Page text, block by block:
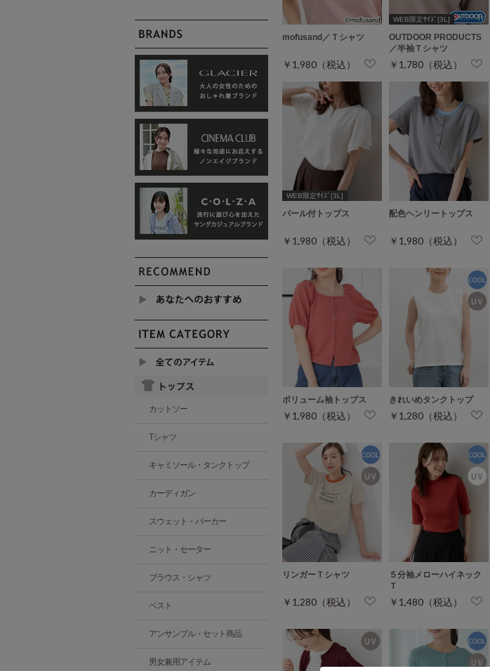
mofusand／Ｔシャツ
￥1,980（税込）
WEB限定ｻｲｽﾞ[3L]
OUTDOOR PRODUCTS
／半袖Ｔシャツ
￥1,780（税込）
WEB限定ｻｲｽﾞ[3L]
パール付トップス
￥1,980（税込）
配色ヘンリートップス
￥1,980（税込）
ボリューム袖トップス
￥1,980（税込）
きれいめタンクトップ
￥1,280（税込）
リンガーＴシャツ
￥1,280（税込）
５分袖メローハイネック
Ｔ
￥1,480（税込）
カットソー
Tシャツ
キャミソール・タンクトップ
カーディガン
スウェット・パーカー
ニット・セーター
ブラウス・シャツ
ベスト
アンサンブル・セット商品
男女兼用アイテム